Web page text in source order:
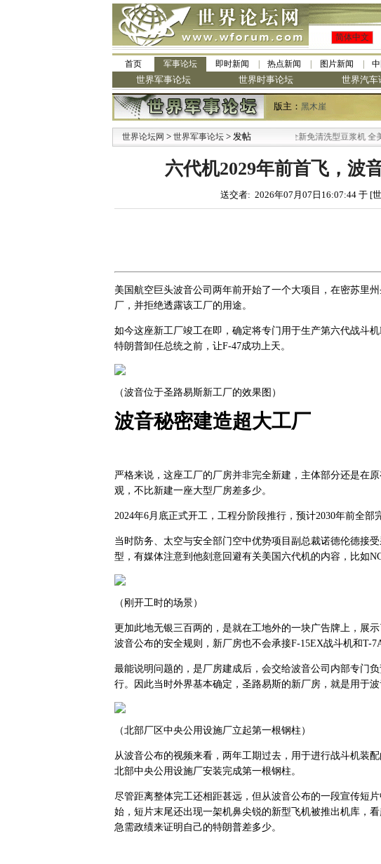
简体中文
首页 军事论坛 即时新闻 热点新闻 图片新闻
世界军事论坛 世界时事论坛 世界汽车
版主： 黑木崖
世界论坛网 > 世界军事论坛 > 发帖
·九阳全新免清洗型豆浆机 全美最低
六代机2029年前首飞，波
送交者: 2026年07月07日16:07:44 于 [
美国航空巨头波音公司两年前开始了一个大项目，在密苏里
厂，并拒绝透露该工厂的用途。
如今这座新工厂竣工在即，确定将专门用于生产第六代战斗
特朗普卸任总统之前，让F-47成功上天。
（波音位于圣路易斯新工厂的效果图）
波音秘密建造超大工厂
严格来说，这座工厂的厂房并非完全新建，主体部分还是在
观，不比新建一座大型厂房差多少。
2024年6月底正式开工，工程分阶段推行，预计2030年前全部
当时防务、太空与安全部门空中优势项目副总裁诺德伦德接
型，有媒体注意到他刻意回避有关美国六代机的内容，比如
（刚开工时的场景）
更加此地无银三百两的，是就在工地外的一块广告牌上，展
波音公布的安全规则，新厂房也不会承接F-15EX战斗机和T-
最能说明问题的，是厂房建成后，会交给波音公司内部专门
行。因此当时外界基本确定，圣路易斯的新厂房，就是用于波
（北部厂区中央公用设施厂立起第一根钢柱）
从波音公布的视频来看，两年工期过去，用于进行战斗机装
北部中央公用设施厂安装完成第一根钢柱。
尽管距离整体完工还相距甚远，但从波音公布的一段宣传短
始，短片末尾还出现一架机鼻尖锐的新型飞机被推出机库，
急需政绩来证明自己的特朗普差多少。